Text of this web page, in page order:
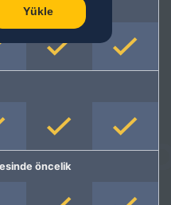
öncelik
Yükle